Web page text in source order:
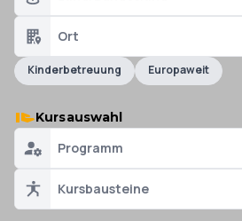
Ort
Kinderbetreuung Europaweit
Kursauswahl
Programm
Kursbausteine